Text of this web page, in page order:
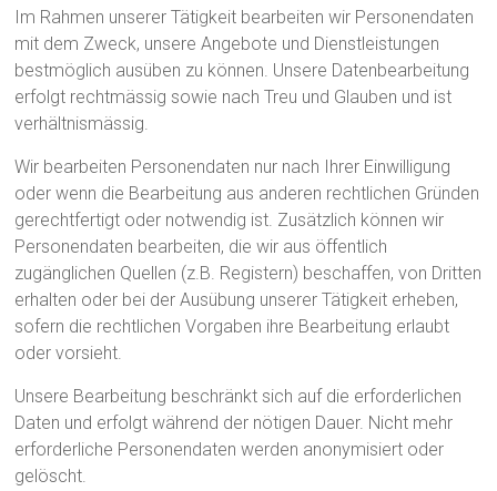
Im Rahmen unserer Tätigkeit bearbeiten wir Personendaten
mit dem Zweck, unsere Angebote und Dienstleistungen
bestmöglich ausüben zu können. Unsere Datenbearbeitung
erfolgt rechtmässig sowie nach Treu und Glauben und ist
verhältnismässig.
Wir bearbeiten Personendaten nur nach Ihrer Einwilligung
oder wenn die Bearbeitung aus anderen rechtlichen Gründen
gerechtfertigt oder notwendig ist. Zusätzlich können wir
Personendaten bearbeiten, die wir aus öffentlich
zugänglichen Quellen (z.B. Registern) beschaffen, von Dritten
erhalten oder bei der Ausübung unserer Tätigkeit erheben,
sofern die rechtlichen Vorgaben ihre Bearbeitung erlaubt
oder vorsieht.
Unsere Bearbeitung beschränkt sich auf die erforderlichen
Daten und erfolgt während der nötigen Dauer. Nicht mehr
erforderliche Personendaten werden anonymisiert oder
gelöscht.